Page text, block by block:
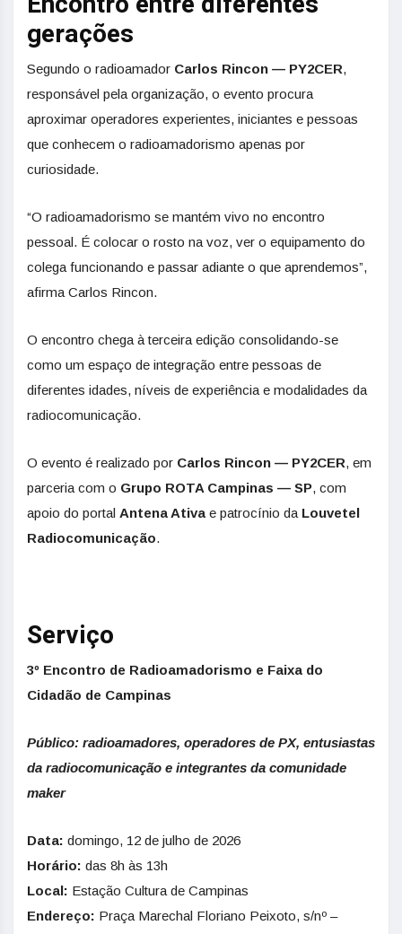
gerações
Segundo o radioamador Carlos Rincon — PY2CER,
responsável pela organização, o evento procura
aproximar operadores experientes, iniciantes e pessoas
que conhecem o radioamadorismo apenas por
curiosidade.
“O radioamadorismo se mantém vivo no encontro
pessoal. É colocar o rosto na voz, ver o equipamento do
colega funcionando e passar adiante o que aprendemos”,
afirma Carlos Rincon.
O encontro chega à terceira edição consolidando-se
como um espaço de integração entre pessoas de
diferentes idades, níveis de experiência e modalidades da
radiocomunicação.
O evento é realizado por Carlos Rincon — PY2CER, em
parceria com o Grupo ROTA Campinas — SP, com
apoio do portal Antena Ativa e patrocínio da Louvetel
Radiocomunicação.
Serviço
3º Encontro de Radioamadorismo e Faixa do
Cidadão de Campinas
Público: radioamadores, operadores de PX, entusiastas
da radiocomunicação e integrantes da comunidade
maker
Data: domingo, 12 de julho de 2026
Horário: das 8h às 13h
Local: Estação Cultura de Campinas
Endereço: Praça Marechal Floriano Peixoto, s/nº –